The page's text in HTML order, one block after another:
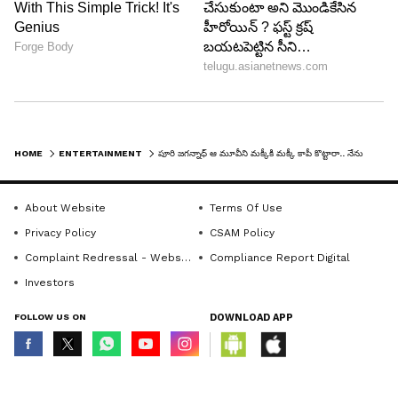
కొత్తగా ఉన్నాడు చిత్రం తమిళంలో ఇస్మార్ట్ శంకర్ కంటే
చిత్రం గురించి తెలిసి ఉంటే ఆపేసేవాడిని అని ఆకాష్
అంటున్నాడు.
LATEST VIDEOS
HOME ENTERTAINMENT
About Website
Terms Of Use
Privacy Policy
CSAM Policy
Complaint Redressal - Website
Compliance Report Digital
Investors
FOLLOW US ON DOWNLOAD APP